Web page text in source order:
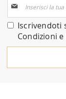
alla
nostra
Newsletter:
Iscrivendoti
Condizioni